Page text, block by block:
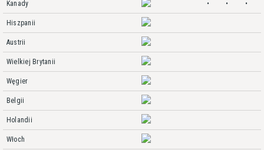
Kanady • • •
Hiszpanii
Austrii
Wielkiej Brytanii
Węgier
Belgii
Holandii
Włoch